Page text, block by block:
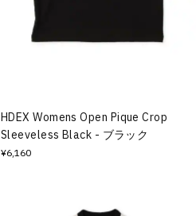
HDEX Womens Open Pique Crop
Sleeveless Black - ブラック
¥6,160